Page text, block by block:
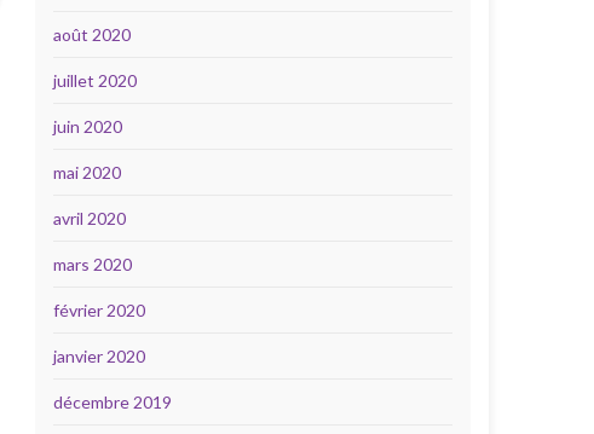
août 2020
juillet 2020
juin 2020
mai 2020
avril 2020
mars 2020
février 2020
janvier 2020
décembre 2019